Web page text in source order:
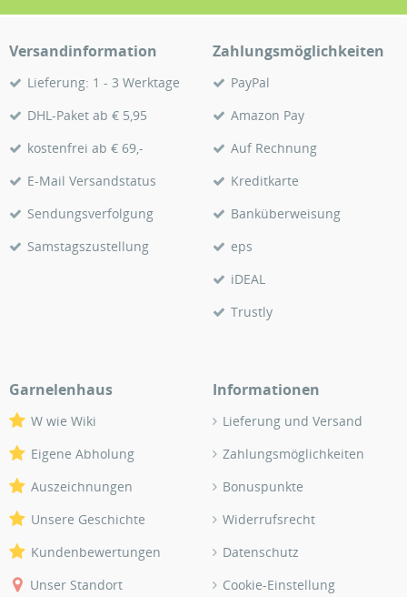
Versandinformation
Lieferung: 1 - 3 Werktage
DHL-Paket ab € 5,95
kostenfrei ab € 69,-
E-Mail Versandstatus
Sendungsverfolgung
Samstagszustellung
Zahlungsmöglichkeiten
PayPal
Amazon Pay
Auf Rechnung
Kreditkarte
Banküberweisung
eps
iDEAL
Trustly
Garnelenhaus
W wie Wiki
Eigene Abholung
Auszeichnungen
Unsere Geschichte
Kundenbewertungen
Unser Standort
Informationen
Lieferung und Versand
Zahlungsmöglichkeiten
Bonuspunkte
Widerrufsrecht
Datenschutz
Cookie-Einstellung